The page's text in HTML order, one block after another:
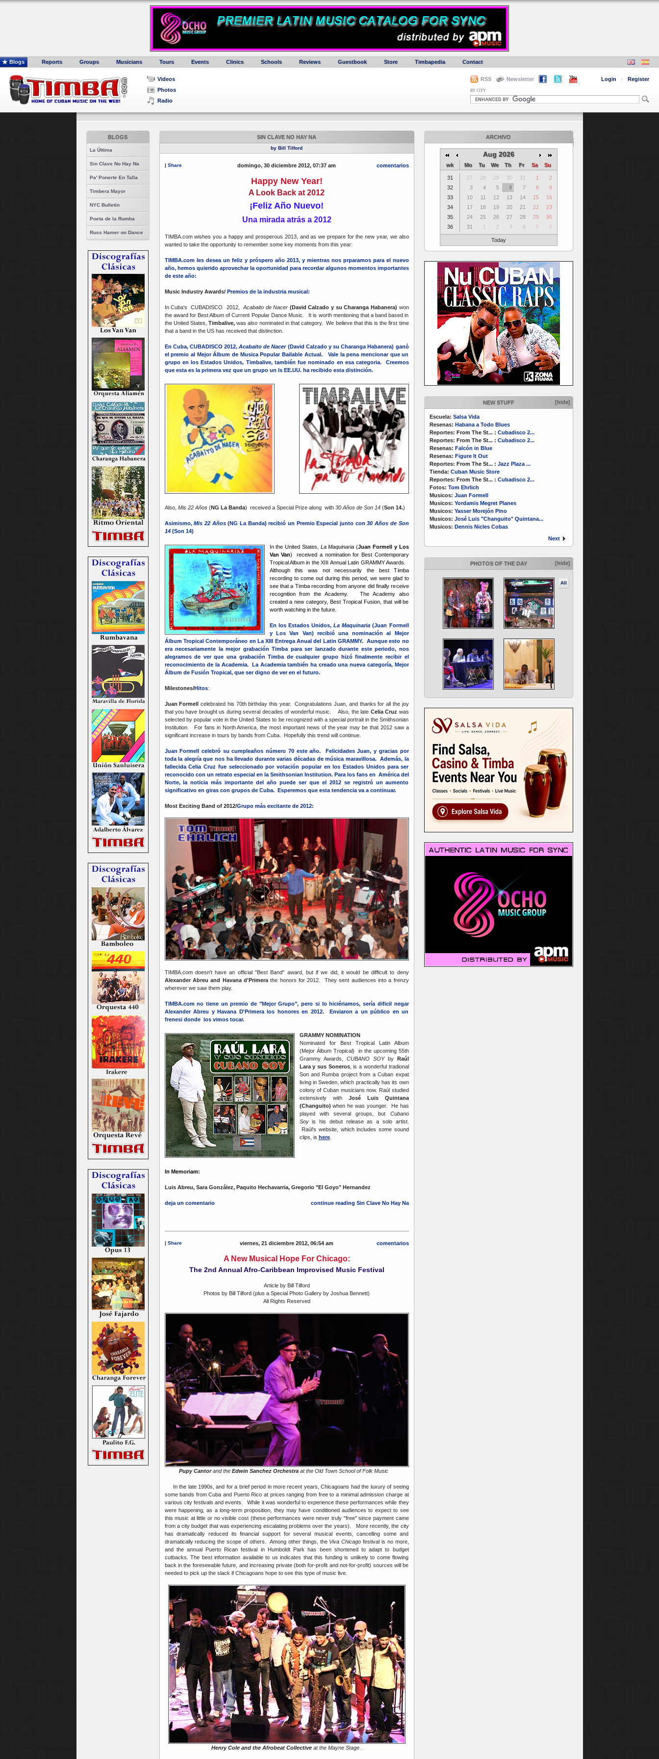
Blogs Reports Groups Musicians Tours Events Clinics Schools Reviews Guestbook Store Timbapedia Contact
Videos
Photos
Radio
RSS Newsletter Login · Register
BY CITY
BLOGS
La Última
Sin Clave No Hay Na
Pa' Ponerte En Talla
Timbera Mayor
NYC Bulletin
Poeta de la Rumba
Russ Hamer on Dance
ARCHIVO
Aug 2026
wk Mo Tu We Th Fr Sa Su
31 27 28 29 30 31 1
2
32
3 4 5 6 7 8
9
33
10 11 12 13 14 15
16
34
17 18 19 20 21 22
23
35
24 25 26 27 28 29
30
36
31 1 2 3 4 5 6
Today
NEW STUFF [hide]
Escuela: Salsa Vida
Resenas: Habana a Todo Blues
Reportes: From The St... : Cubadisco 2...
Reportes: From The St... : Cubadisco 2...
Resenas: Falcón in Blue
Resenas: Figure It Out
Reportes: From The St... : Jazz Plaza ...
Tienda: Cuban Music Store
Reportes: From The St... : Cubadisco 2...
Fotos: Tom Ehrlich
Musicos: Juan Formell
Musicos: Yordamis Megret Planes
Musicos: Yasser Morejón Pino
Musicos: José Luis "Changuito" Quintana...
Musicos: Dennis Nicles Cobas
Next
PHOTOS OF THE DAY [hide]
All
SIN CLAVE NO HAY NA
by Bill Tilford
| Share domingo, 30 diciembre 2012, 07:37 am comentarios
Happy New Year!
A Look Back at 2012
¡Feliz Año Nuevo!
Una mirada atrás a 2012
TIMBA.com wishes you a happy and prosperous 2013, and as we prepare for the new year, we also
wanted to take the opportunity to remember some key moments from this year:
TIMBA.com les desea un feliz y próspero año 2013, y mientras nos prparamos para el nuevo
año, hemos quierido aprovechar la oportunidad para recordar algunos momentos importantes
de este año:
Music Industry Awards/Premios de la industria musical:
In Cuba's CUBADISCO 2012, Acabaito de Nacer (David Calzado y su Charanga Habanera) won
the award for Best Album of Current Popular Dance Music. It is worth mentioning that a band based in
the United States, Timbalive,was also nominated in that category. We believe that this is the first time
that a band in the US has received that distinction.
En Cuba, CUBADISCO 2012,Acabaito de Nacer (David Calzado y su Charanga Habanera) ganó
el premio al Mejor Álbum de Musica Popular Bailable Actual. Vale la pena mencionar que un
grupo en los Estados Unidos, Timbalive, también fue nominado en esa categoria. Creemos
que esta es la primera vez que un grupo un ls EE.UU. ha recibido esta distinción.
Also, Mis 22 Años(NG La Banda) received a Special Prize along with 30 Años de Son 14(Son 14.)
Asimismo,Mis 22 Años(NG La Banda) recibió un Premio Especial junto con30 Años de Son
14 (Son 14)
In the United States, La Maquinaria (Juan Formell y Los
Van Van) received a nomination for Best Contemporary
Tropical Album in the XIII Annual Latin GRAMMY Awards.
Although this was not necessarily the best Timba
recording to come out during this period, we were glad to
see that a Timba recording from anyone did finally receive
recognition from the Academy. The Academy also
created a new category, Best Tropical Fusion, that will be
worth watching in the future.
En los Estados Unidos,La Maquinaria (Juan Formell
y Los Van Van) recibió una nominación al Mejor
Álbum Tropical Contemporáneo en La XIII Entrega Anual del Latin GRAMMY. Aunque esto no
era necesariamente la mejor grabación Timba para ser lanzado durante este periodo, nos
alegramos de ver que una grabación Timba de cualquier grupo hizó finalmente recibir el
reconocimiento de la Academia. La Academia también ha creado una nueva categoría, Mejor
Álbum de Fusión Tropical, que ser digno de ver en el futuro.
Milestones/Hitos:
Juan Formell celebrated his 70th birthday this year. Congratulations Juan, and thanks for all the joy
that you have brought us during several decades of wonderful music. Also, the late Celia Cruz was
selected by popular vote in the United States to be recognized with a special portrait in the Smithsonian
Institution. For fans in North America, the most important news of the year may be that 2012 saw a
significant increase in tours by bands from Cuba. Hopefully this trend will continue.
Juan Formell celebró su cumpleaños número 70 este año. Felicidades Juan, y gracias por
toda la alegría que nos ha llevado durante varias décadas de música maravillosa. Además, la
fallecida Celia Cruz fue seleccionado por votación popular en los Estados Unidos para ser
reconocido con un retrato especial en la Smithsonian Institution. Para los fans en América del
Norte, la noticia más importante del año puede ser que el 2012 se registró un aumento
significativo en giras con grupos de Cuba. Esperemos que esta tendencia va a continuar.
Most Exciting Band of 2012/Grupo más excitante de 2012:
TIMBA.com doesn't have an official "Best Band" award, but if we did, it would be difficult to deny
Alexander Abreu and Havana d'Primerathe honors for 2012. They sent audiences into a frenzy
wherever we saw them play.
TIMBA.com no tiene un premio de "Mejor Grupo", pero si lo hiciériamos, sería dificil negar
Alexander Abreu y Havana D'Primera los honores en 2012. Enviaron a un público en un
frenesi donde los vimos tocar.
GRAMMY NOMINATION
Nominated for Best Tropical Latin Album
(Mejor Álbum Tropical) in the upcoming 55th
Grammy Awards, CUBANO SOYby Raúl
Lara y sus Soneros, is a wonderful tradional
Son and Rumba project from a Cuban expat
living in Sweden, which practically has its own
colony of Cuban musicians now. Raúl studied
extensively with José Luis Quintana
(Changuito) when he was younger. He has
played with several groups, but Cubano
Soyis his debut release as a solo artist.
Raúl's website, which includes some sound
clips, is here.
In Memoriam:
Luis Abreu, Sara González, Paquito Hechavarria, Gregorio "El Goyo" Hernandez
deja un comentario continue reading Sin Clave No Hay Na
| Share viernes, 21 diciembre 2012, 06:54 am comentarios
A New Musical Hope For Chicago:
The 2nd Annual Afro-Caribbean Improvised Music Festival
Article by Bill Tilford
Photos by Bill Tilford (plus a Special Photo Gallery by Joshua Bennett)
All Rights Reserved
Pupy Cantorand the Edwin Sanchez Orchestra at the Old Town School of Folk Music
In the late 1990s, and for a brief period in more recent years, Chicagoans had the luxury of seeing
some bands from Cuba and Puerto Rico at prices ranging from free to a minimal admission charge at
various city festivals and events. While it was wonderful to experience these performances while they
were happening, as a long-term proposition, they may have conditioned audiences to expect to see
this music at little or no visible cost (these performances were never truly "free" since payment came
from a city budget that was experiencing escalating problems over the years). More recently, the city
has dramatically reduced its financial support for several musical events, cancelling some and
dramatically reducing the scope of others. Among other things, the Viva Chicago festival is no more,
and the annual Puerto Rican festival in Humboldt Park has been shortened to adapt to budget
cutbacks. The best information available to us indicates that this funding is unlikely to come flowing
back in the foreseeable future, and increasing private (both for-profit and not-for-profit) sources will be
needed to pick up the slack if Chicagoans hope to see this type of music live.
Henry Cole and the Afrobeat Collectiveat the Mayne Stage.